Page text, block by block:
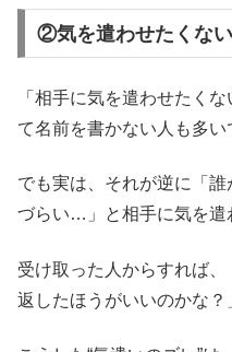
②気を遣わせたくな
「相手に気を遣わせたく
て名前を書かない人も多い
でも実は、それが逆に「
づらい…」と相手に気を遣
受け取った人からすれば
返したほうがいいのかな？